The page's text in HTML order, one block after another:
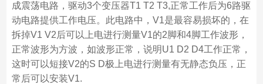
成震荡电路，驱动3个变压器T1 T2 T3,正常工作后为6路驱
动电路提供工作电压。此电路中，V1是最容易损坏的，在
拆掉V1 V2后可以上电进行测量V1的2脚和4脚工作波形，
正常波形为方波，如波形正常，说明U1 D2 D4工作正常，
这时可以短接V2的S D极上电进行测量有无静态负压，正
常后可以安装V1.